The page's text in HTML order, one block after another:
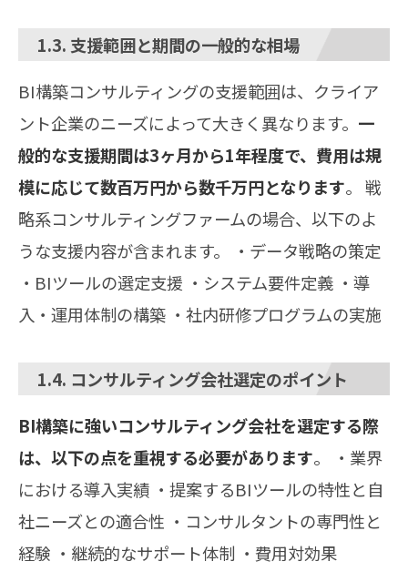
1.3. 支援範囲と期間の一般的な相場
BI構築コンサルティングの支援範囲は、クライア
ント企業のニーズによって大きく異なります。 一
般的な支援期間は3ヶ月から1年程度で、費用は規
模に応じて数百万円から数千万円となります。 戦
略系コンサルティングファームの場合、以下のよ
うな支援内容が含まれます。 ・データ戦略の策定
・BIツールの選定支援 ・システム要件定義 ・導
入・運用体制の構築 ・社内研修プログラムの実施
1.4. コンサルティング会社選定のポイント
BI構築に強いコンサルティング会社を選定する際
は、以下の点を重視する必要があります。 ・業界
における導入実績 ・提案するBIツールの特性と自
社ニーズとの適合性 ・コンサルタントの専門性と
経験 ・継続的なサポート体制 ・費用対効果